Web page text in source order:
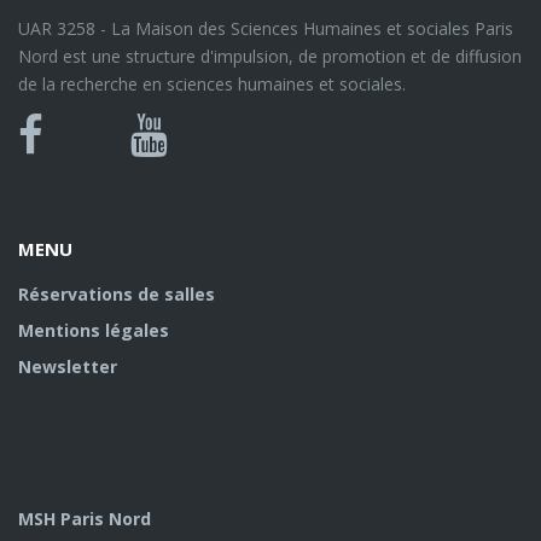
UAR 3258 - La Maison des Sciences Humaines et sociales Paris
Nord est une structure d'impulsion, de promotion et de diffusion
de la recherche en sciences humaines et sociales.
Bluesky
Canal
MENU
Réservations de salles
Mentions légales
Newsletter
MSH Paris Nord